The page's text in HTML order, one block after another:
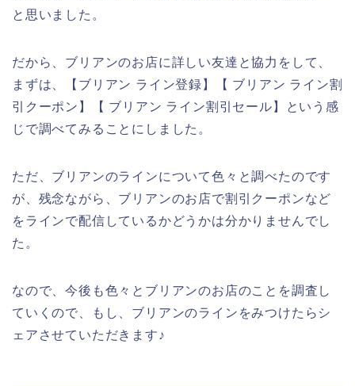
と思いました。
だから、ブリアンのお店に詳しい友達と協力をして、
まずは、【ブリアン ライン登録】【 ブリアン ライン割
引クーポン】【 ブリアン ライン割引セール】という感
じで調べてみることにしました。
ただ、ブリアンのラインについて色々と調べたのです
が、残念ながら、ブリアンのお店で割引クーポンなど
をラインで配信しているかどうかは分かりませんでし
た。
なので、今後も色々とブリアンのお店のことを調査し
ていくので、もし、ブリアンのラインをみつけたらシ
ェアさせていただきます♪